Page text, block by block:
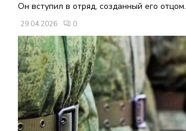
Н
О
Е
М
Он вступил в отряд, созданный его отцом.
29.04.2026 0